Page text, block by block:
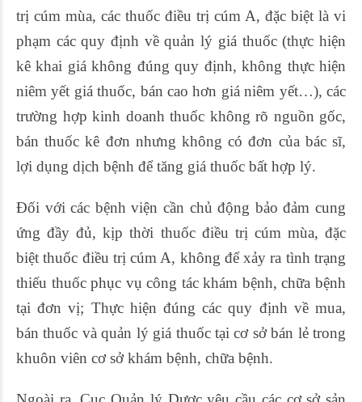
trị cúm mùa, các thuốc điều trị cúm A, đặc biệt là vi
phạm các quy định về quản lý giá thuốc (thực hiện
kê khai giá không đúng quy định, không thực hiện
niêm yết giá thuốc, bán cao hơn giá niêm yết…), các
trường hợp kinh doanh thuốc không rõ nguồn gốc,
bán thuốc kê đơn nhưng không có đơn của bác sĩ,
lợi dụng dịch bệnh để tăng giá thuốc bất hợp lý.
Đối với các bệnh viện cần chủ động bảo đảm cung
ứng đầy đủ, kịp thời thuốc điều trị cúm mùa, đặc
biệt thuốc điều trị cúm A, không để xảy ra tình trạng
thiếu thuốc phục vụ công tác khám bệnh, chữa bệnh
tại đơn vị; Thực hiện đúng các quy định về mua,
bán thuốc và quản lý giá thuốc tại cơ sở bán lẻ trong
khuôn viên cơ sở khám bệnh, chữa bệnh.